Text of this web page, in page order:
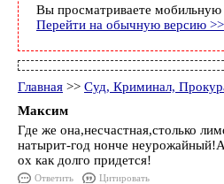
Вы просматриваете мобильную
Перейти на обычную версию >>
Главная >> Суд, Криминал,
Максим
Где же она,несчастная,столько
натырит-год нонче
ох как долго придется!
Ответить Цитировать